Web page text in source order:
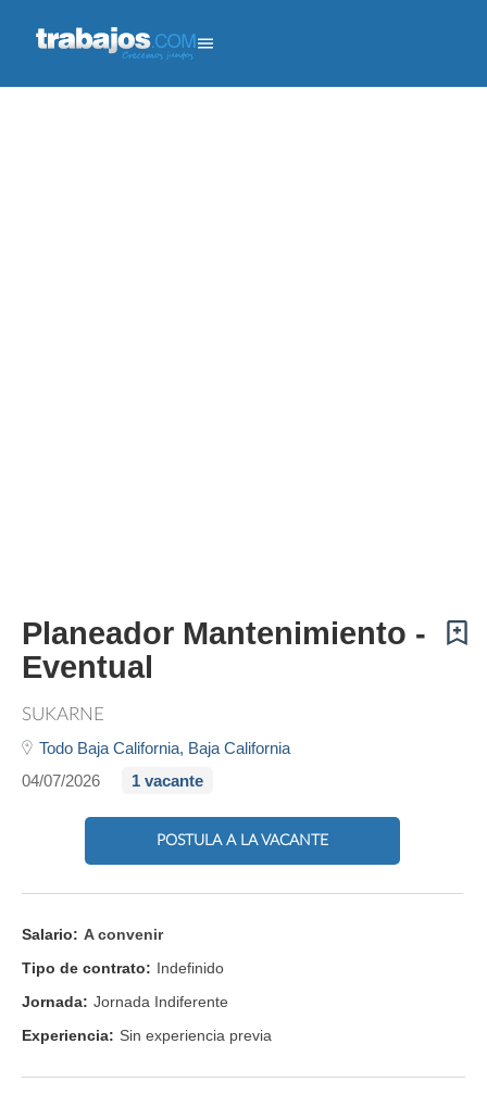
Planeador Mantenimiento -
Eventual
SUKARNE
Todo Baja California, Baja California
04/07/2026
1 vacante
POSTULA A LA VACANTE
Salario: A convenir
Tipo de contrato: Indefinido
Jornada: Jornada Indiferente
Experiencia: Sin experiencia previa